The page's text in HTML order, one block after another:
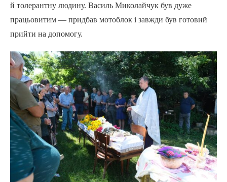
й толерантну людину. Василь Миколайчук був дуже
працьовитим — придбав мотоблок і завжди був готовий
прийти на допомогу.